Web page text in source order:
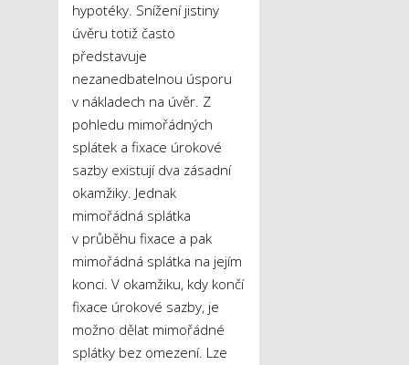
hypotéky. Snížení jistiny
úvěru totiž často
představuje
nezanedbatelnou úsporu
v nákladech na úvěr. Z
pohledu mimořádných
splátek a fixace úrokové
sazby existují dva zásadní
okamžiky. Jednak
mimořádná splátka
v průběhu fixace a pak
mimořádná splátka na jejím
konci. V okamžiku, kdy končí
fixace úrokové sazby, je
možno dělat mimořádné
splátky bez omezení. Lze